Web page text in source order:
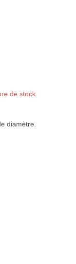
de stock
diamètre.